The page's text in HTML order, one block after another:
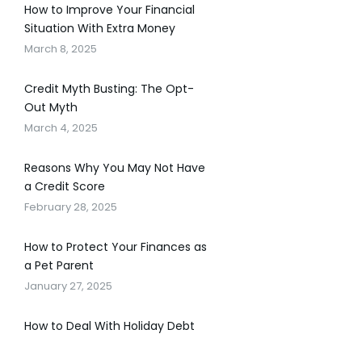
How to Improve Your Financial
Situation With Extra Money
March 8, 2025
Credit Myth Busting: The Opt-
Out Myth
March 4, 2025
Reasons Why You May Not Have
a Credit Score
February 28, 2025
How to Protect Your Finances as
a Pet Parent
January 27, 2025
How to Deal With Holiday Debt